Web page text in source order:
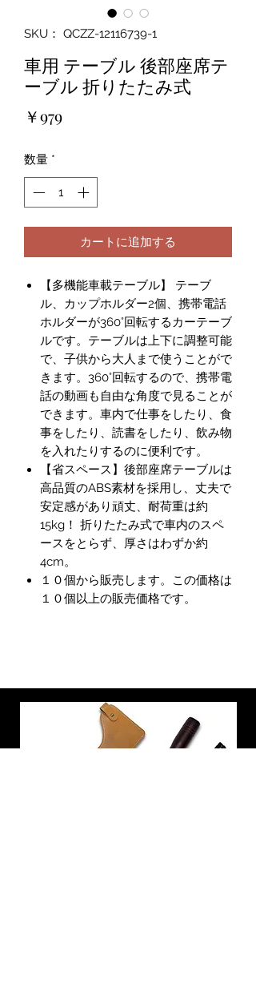
SKU： QCZZ-12116739-1
車用 テーブル 後部座席テ
ーブル 折りたたみ式
￥979価
数量 *
カートに追加する
【多機能車載テーブル】 テーブ
ル、カップホルダー2個、携帯電話
ホルダーが360°回転するカーテーブ
ルです。テーブルは上下に調整可能
で、子供から大人まで使うことがで
きます。360°回転するので、携帯電
話の動画も自由な角度で見ることが
できます。車内で仕事をしたり、食
事をしたり、読書をしたり、飲み物
を入れたりするのに便利です。
【省スペース】後部座席テーブルは
高品質のABS素材を採用し、丈夫で
安定感があり頑丈、耐荷重は約
15kg！ 折りたたみ式で車内のスペ
ースをとらず、厚さはわずか約
4cm。
１０個から販売します。この価格は
１０個以上の販売価格です。